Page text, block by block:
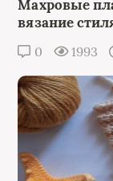
Махровые
вязание
0 1993